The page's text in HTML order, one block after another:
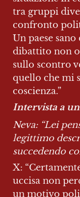
tra gruppi
confronto
Un paese
dibattito non
sullo scontro
quello che mi
coscienza.”
Intervista a
Neva: “Lei
legittimo
succedendo
X:
uccisa non
un motivo